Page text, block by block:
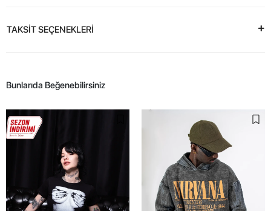
TAKSİT SEÇENEKLERİ
Bunlarıda Beğenebilirsiniz